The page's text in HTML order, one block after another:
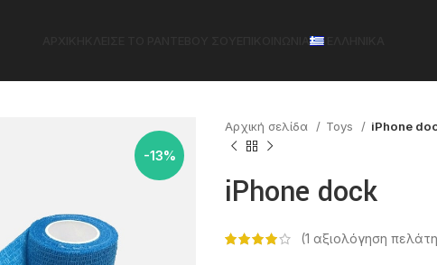
-13%
Αρχική σελίδα Toys iPhone
iPhone dock
(1 αξιολόγηση